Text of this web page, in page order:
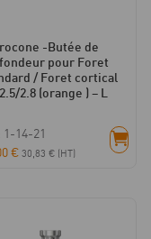
-Butée de
pour Foret
/ Foret cortical
2.8 (orange ) – L
1-14-21
€ 30,83 € (HT)